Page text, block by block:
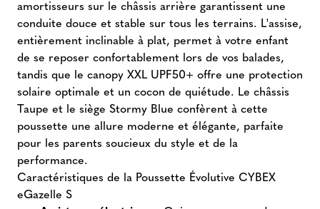
amortisseurs sur le châssis arrière garantissent une
conduite douce et stable sur tous les terrains. L'assise,
entièrement inclinable à plat, permet à votre enfant
de se reposer confortablement lors de vos balades,
tandis que le canopy XXL UPF50+ offre une protection
solaire optimale et un cocon de quiétude. Le châssis
Taupe et le siège Stormy Blue confèrent à cette
poussette une allure moderne et élégante, parfaite
pour les parents soucieux du style et de la
performance.
Caractéristiques de la Poussette Évolutive CYBEX
eGazelle S